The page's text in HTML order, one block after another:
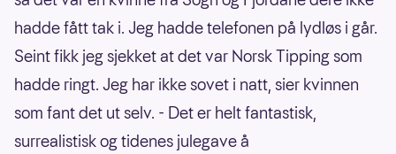
hadde fått tak i. Jeg hadde telefonen på lydløs i går.
Seint fikk jeg sjekket at det var Norsk Tipping som
hadde ringt. Jeg har ikke sovet i natt, sier kvinnen
som fant det ut selv. - Det er helt fantastisk,
surrealistisk og tidenes julegave å